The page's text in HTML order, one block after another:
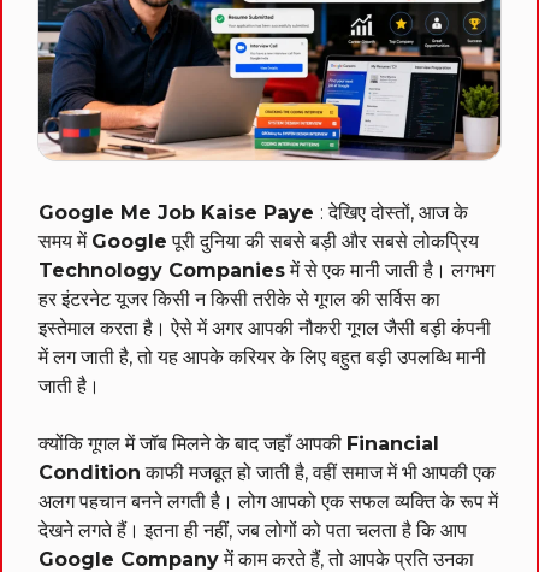
Google Me Job Kaise Paye : देखिए दोस्तों, आज के
समय में Google पूरी दुनिया की सबसे बड़ी और सबसे लोकप्रिय
Technology Companiesमें से एक मानी जाती है। लगभग
हर इंटरनेट यूजर किसी न किसी तरीके से गूगल की सर्विस का
इस्तेमाल करता है। ऐसे में अगर आपकी नौकरी गूगल जैसी बड़ी कंपनी
में लग जाती है, तो यह आपके करियर के लिए बहुत बड़ी उपलब्धि मानी
जाती है।
क्योंकि गूगल में जॉब मिलने के बाद जहाँ आपकी Financial
Condition काफी मजबूत हो जाती है, वहीं समाज में भी आपकी एक
अलग पहचान बनने लगती है। लोग आपको एक सफल व्यक्ति के रूप में
देखने लगते हैं। इतना ही नहीं, जब लोगों को पता चलता है कि आप
Google Companyमें काम करते हैं, तो आपके प्रति उनका